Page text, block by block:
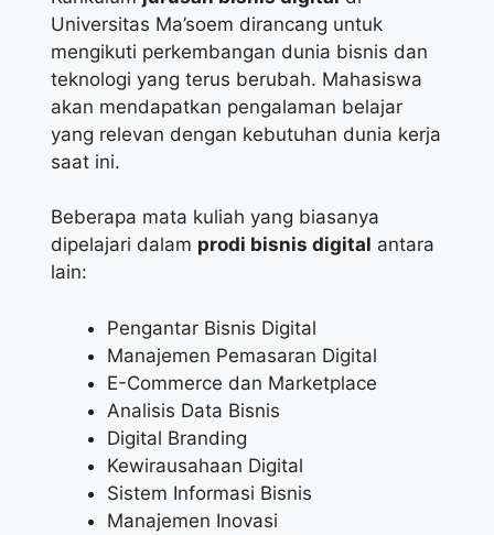
Universitas Ma’soem dirancang untuk
mengikuti perkembangan dunia bisnis dan
teknologi yang terus berubah. Mahasiswa
akan mendapatkan pengalaman belajar
yang relevan dengan kebutuhan dunia kerja
saat ini.
Beberapa mata kuliah yang biasanya
dipelajari dalam prodi bisnis digital antara
lain:
Pengantar Bisnis Digital
Manajemen Pemasaran Digital
E-Commerce dan Marketplace
Analisis Data Bisnis
Digital Branding
Kewirausahaan Digital
Sistem Informasi Bisnis
Manajemen Inovasi